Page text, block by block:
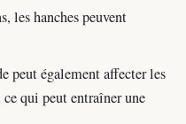
les hanches peuvent
peut également affecter les
qui peut entraîner une